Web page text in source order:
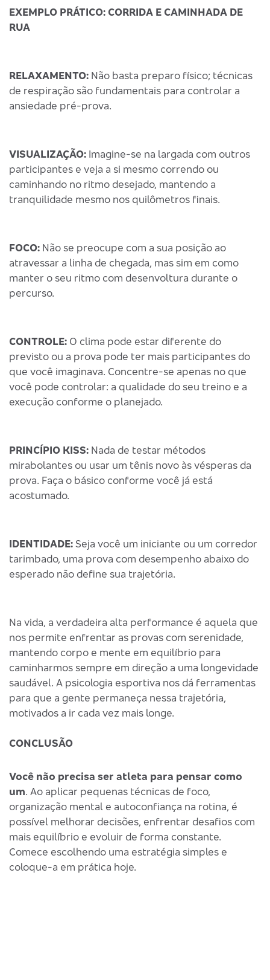
EXEMPLO PRÁTICO: CORRIDA E CAMINHADA DE
RUA
RELAXAMENTO: Não basta preparo físico; técnicas
de respiração são fundamentais para controlar a
ansiedade pré-prova.
VISUALIZAÇÃO: Imagine-se na largada com outros
participantes e veja a si mesmo correndo ou
caminhando no ritmo desejado, mantendo a
tranquilidade mesmo nos quilômetros finais.
FOCO: Não se preocupe com a sua posição ao
atravessar a linha de chegada, mas sim em como
manter o seu ritmo com desenvoltura durante o
percurso.
CONTROLE: O clima pode estar diferente do
previsto ou a prova pode ter mais participantes do
que você imaginava. Concentre-se apenas no que
você pode controlar: a qualidade do seu treino e a
execução conforme o planejado.
PRINCÍPIO KISS: Nada de testar métodos
mirabolantes ou usar um tênis novo às vésperas da
prova. Faça o básico conforme você já está
acostumado.
IDENTIDADE:Seja você um iniciante ou um corredor
tarimbado, uma prova com desempenho abaixo do
esperado não define sua trajetória.
Na vida, a verdadeira alta performance é aquela que
nos permite enfrentar as provas com serenidade,
mantendo corpo e mente em equilíbrio para
caminharmos sempre em direção a uma longevidade
saudável. A psicologia esportiva nos dá ferramentas
para que a gente permaneça nessa trajetória,
motivados a ir cada vez mais longe.
CONCLUSÃO
Você não precisa ser atleta para pensar como
um. Ao aplicar pequenas técnicas de foco,
organização mental e autoconfiança na rotina, é
possível melhorar decisões, enfrentar desafios com
mais equilíbrio e evoluir de forma constante.
Comece escolhendo uma estratégia simples e
coloque-a em prática hoje.